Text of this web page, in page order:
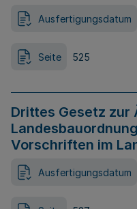
Ausfertigungsdatum
Seite 525
Drittes Gesetz zur
Vorschriften im
Ausfertigungsdatum